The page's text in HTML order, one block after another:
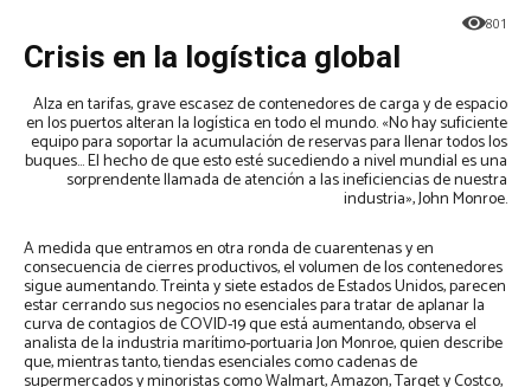
801
Crisis en la logística global
Alza en tarifas, grave escasez de contenedores de carga y de espacio
en los puertos alteran la logística en todo el mundo. «No hay suficiente
equipo para soportar la acumulación de reservas para llenar todos los
buques… El hecho de que esto esté sucediendo a nivel mundial es una
sorprendente llamada de atención a las ineficiencias de nuestra
industria», John Monroe.
A medida que entramos en otra ronda de cuarentenas y en
consecuencia de cierres productivos, el volumen de los contenedores
sigue aumentando. Treinta y siete estados de Estados Unidos, parecen
estar cerrando sus negocios no esenciales para tratar de aplanar la
curva de contagios de COVID-19 que está aumentando, observa el
analista de la industria marítimo-portuaria Jon Monroe, quien describe
que, mientras tanto, tiendas esenciales como cadenas de